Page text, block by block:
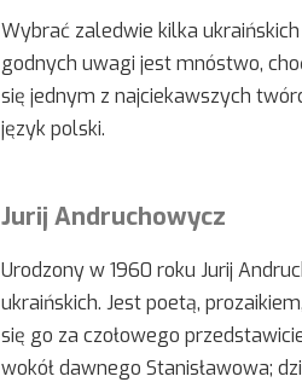
Wybrać zaledwie kilka
godnych uwagi jest mnóstwo,
się jednym z najciekawszych
język polski.
Jurij Andruchowycz
Urodzony w 1960 roku Jurij
ukraińskich. Jest poetą,
się go za czołowego
wokół dawnego Stanisławowa;